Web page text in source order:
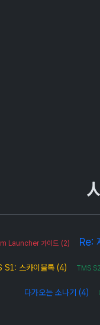
Launcher 가이드 (2) Re:
S1: 스카이블록 (4) TMS
다가오는 소나기 (4)